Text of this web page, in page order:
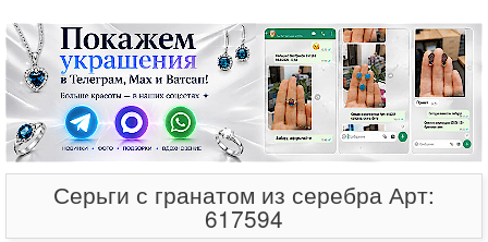
Серьги с гранатом из серебра Арт:
617594